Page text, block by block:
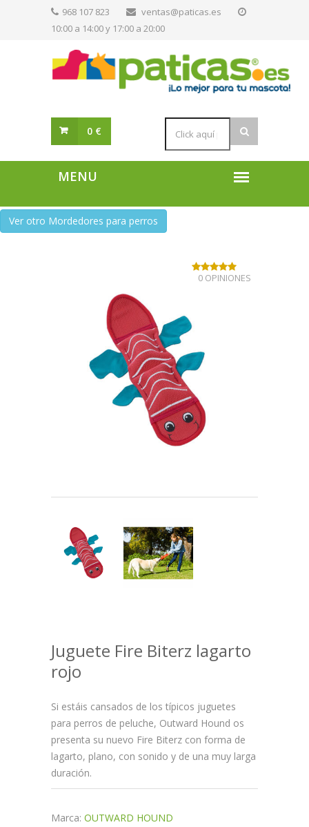
968 107 823
ventas@paticas.es
10:00 a 14:00 y 17:00 a 20:00
0 €
Ver otro Mordedores para perros
Juguete Fire Biterz lagarto
rojo
0 OPINIONES
Si estáis cansados de los típicos juguetes
para perros de peluche, Outward Hound os
presenta su nuevo Fire Biterz con forma de
lagarto, plano, con sonido y de una muy larga
duración.
Marca: OUTWARD HOUND